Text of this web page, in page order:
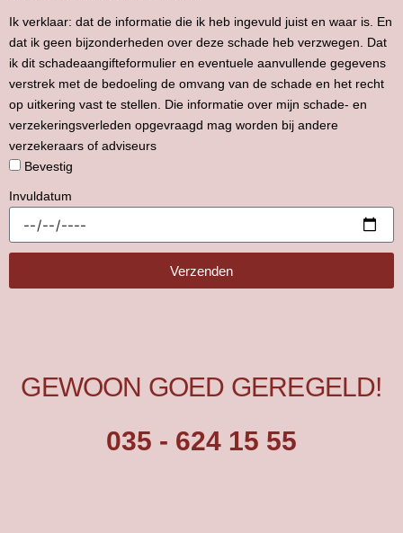
Ik verklaar: dat de informatie die ik heb ingevuld juist en waar is. En
dat ik geen bijzonderheden over deze schade heb verzwegen. Dat
ik dit schadeaangifteformulier en eventuele aanvullende gegevens
verstrek met de bedoeling de omvang van de schade en het recht
op uitkering vast te stellen. Die informatie over mijn schade- en
verzekeringsverleden opgevraagd mag worden bij andere
verzekeraars of adviseurs
Bevestig
Invuldatum
Verzenden
GEWOON GOED GEREGELD!
035 - 624 15 55